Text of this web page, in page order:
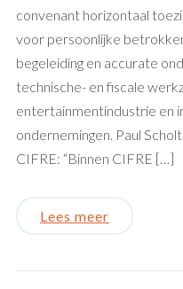
convenant horizontaal
voor persoonlijke
begeleiding en accurate
technische- en fiscale
entertainmentindustrie en
ondernemingen. Paul
CIFRE: “Binnen CIFRE […]
Lees meer